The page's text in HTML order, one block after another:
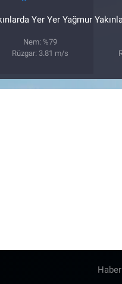
Yer Yer Yağmur
Nem: %79
Rüzgar: 3.81 m/s
Haber